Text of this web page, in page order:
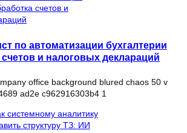
по автоматизации бухгалтерии
счетов и налоговых деклараций